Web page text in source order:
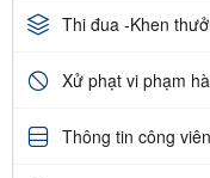
Thi đua -Khen
Xử phạt vi phạm
Thông tin công